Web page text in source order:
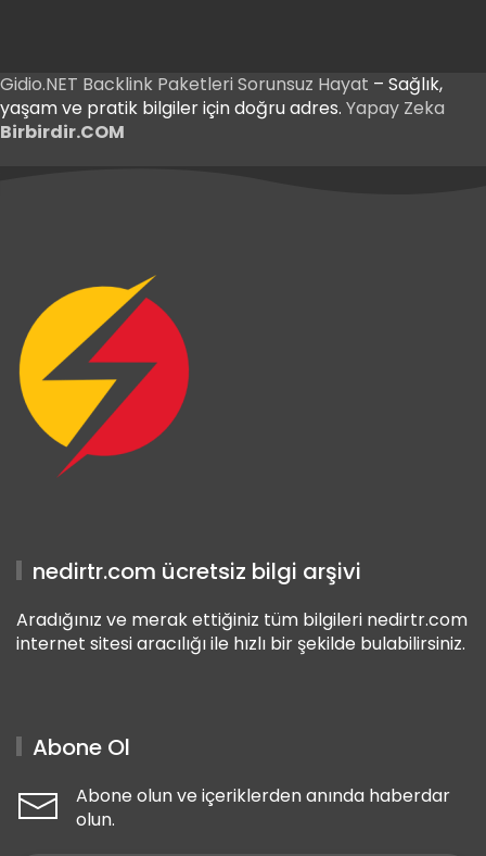
Gidio.NET Backlink Paketleri Sorunsuz Hayat – Sağlık,
yaşam ve pratik bilgiler için doğru adres. Yapay Zeka
Birbirdir.COM
nedirtr.com ücretsiz bilgi arşivi
Aradığınız ve merak ettiğiniz tüm bilgileri nedirtr.com
internet sitesi aracılığı ile hızlı bir şekilde bulabilirsiniz.
Abone Ol
Abone olun ve içeriklerden anında haberdar
olun.